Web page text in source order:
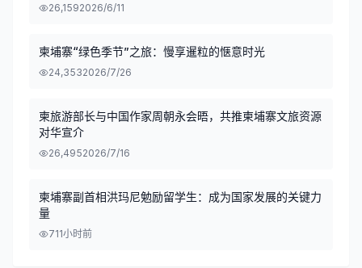
26,1592026/6/11
柬埔寨“绿色季节”之旅：慢享暹粒的惬意时光
24,3532026/7/26
柬旅游部长与中国作家周朝永会晤，共推柬埔寨文旅资源
对华宣介
26,4952026/7/16
柬埔寨副首相洪玛尼勉励留学生：成为国家发展的关键力
量
711小时前